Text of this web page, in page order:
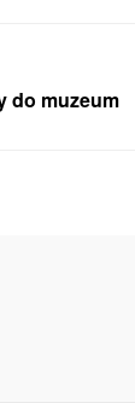
do muzeum